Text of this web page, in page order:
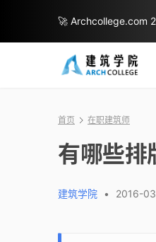
首页 在职建筑师
有哪些排
建筑学院 • 2016-
🚀 Archcollege.com